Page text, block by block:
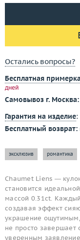
Остались вопросы?
Бесплатная
дней
Самовывоз г. Москва:
Гарантия на изделие:
Бесплатный возврат:
эксклюзив романтика
Chaumet Liens —
становится
массой 0.31ct.
создавая эффект
украшение ощутимым,
не просто завершает
уверенным